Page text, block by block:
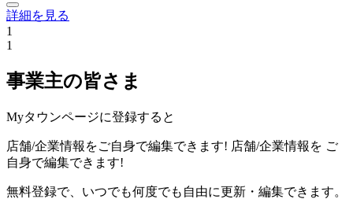
詳細を見る
1
1
事業主の皆さま
Myタウンページに登録すると
店舗/企業情報をご自身で編集できます! 店舗/企業情報を ご
自身で編集できます!
無料登録で、いつでも何度でも自由に更新・編集できます。